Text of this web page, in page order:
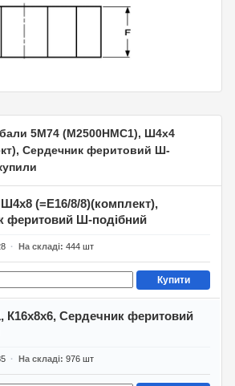
5М74 (М2500НМС1), Ш4х4
Сердечник феритовий Ш-
(=E16/8/8)(комплект),
феритовий Ш-подібний
На складі 444 шт
Купити
К16х8х6, Сердечник феритовий
На складі 976 шт